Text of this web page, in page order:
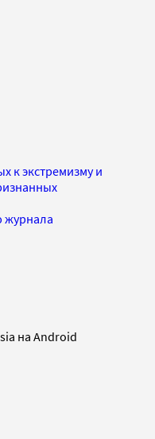
к экстремизму и
журнала
на Android